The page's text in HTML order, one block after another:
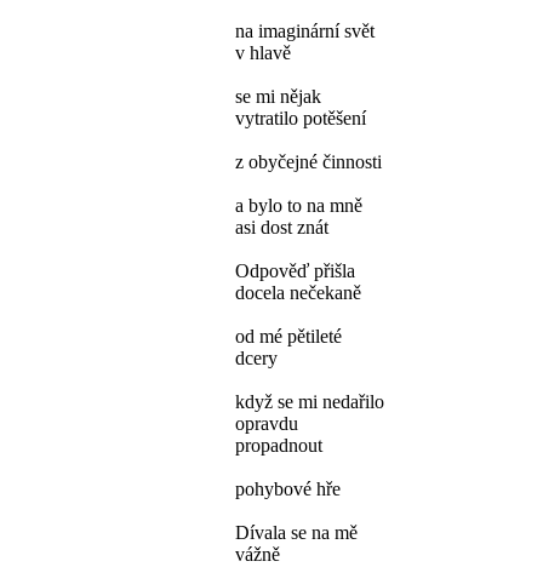
na imaginární svět
v hlavě
se mi nějak
vytratilo potěšení
z obyčejné činnosti
a bylo to na mně
asi dost znát
Odpověď přišla
docela nečekaně
od mé pětileté
dcery
když se mi nedařilo
opravdu
propadnout
pohybové hře
Dívala se na mě
vážně